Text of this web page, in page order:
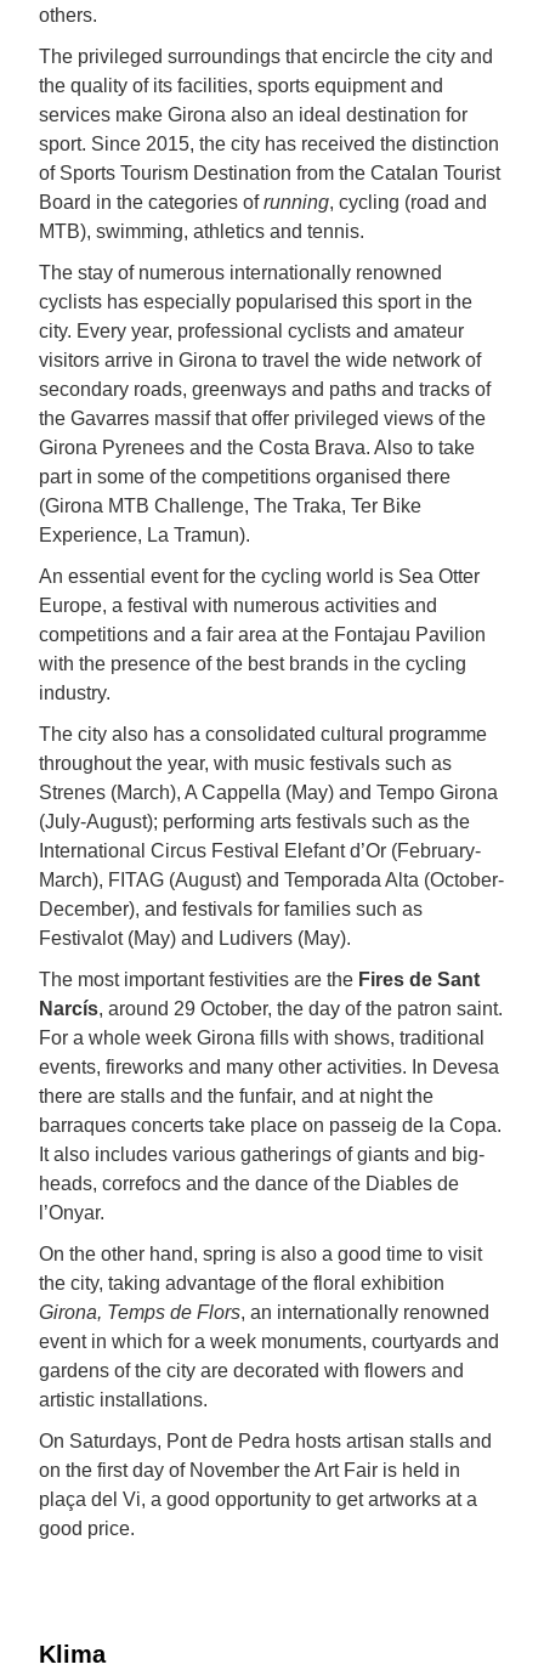
others.
The privileged surroundings that encircle the city and
the quality of its facilities, sports equipment and
services make Girona also an ideal destination for
sport. Since 2015, the city has received the distinction
of Sports Tourism Destination from the Catalan Tourist
Board in the categories ofrunning, cycling (road and
MTB), swimming, athletics and tennis.
The stay of numerous internationally renowned
cyclists has especially popularised this sport in the
city. Every year, professional cyclists and amateur
visitors arrive in Girona to travel the wide network of
secondary roads, greenways and paths and tracks of
the Gavarres massif that offer privileged views of the
Girona Pyrenees and the Costa Brava. Also to take
part in some of the competitions organised there
(Girona MTB Challenge, The Traka, Ter Bike
Experience, La Tramun).
An essential event for the cycling world is Sea Otter
Europe, a festival with numerous activities and
competitions and a fair area at the Fontajau Pavilion
with the presence of the best brands in the cycling
industry.
The city also has a consolidated cultural programme
throughout the year, with music festivals such as
Strenes (March), A Cappella (May) and Tempo Girona
(July-August); performing arts festivals such as the
International Circus Festival Elefant d’Or (February-
March), FITAG (August) and Temporada Alta (October-
December), and festivals for families such as
Festivalot (May) and Ludivers (May).
The most important festivities are the Fires de Sant
Narcís, around 29 October, the day of the patron saint.
For a whole week Girona fills with shows, traditional
events, fireworks and many other activities. In Devesa
there are stalls and the funfair, and at night the
barraques concerts take place on passeig de la Copa.
It also includes various gatherings of giants and big-
heads, correfocs and the dance of the Diables de
l’Onyar.
On the other hand, spring is also a good time to visit
the city, taking advantage of the floral exhibition
Girona, Temps de Flors, an internationally renowned
event in which for a week monuments, courtyards and
gardens of the city are decorated with flowers and
artistic installations.
On Saturdays, Pont de Pedra hosts artisan stalls and
on the first day of November the Art Fair is held in
plaça del Vi, a good opportunity to get artworks at a
good price.
Klima